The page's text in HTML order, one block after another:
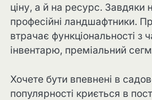
ціну, а й на ресурс. Завдяки
професійні ландшафтники.
втрачає функціональності
інвентарю, преміальний
Хочете бути впевнені в
популярності криється в